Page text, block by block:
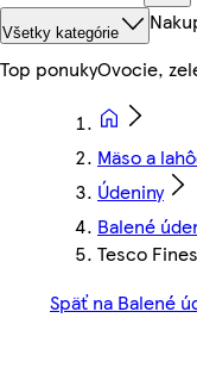
Všetky kategórie
Top ponukyOvocie,
Mäso a
Údeniny
Balené
Tesco
Späť na Balené